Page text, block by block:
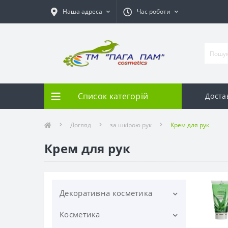
Наша адреса Час роботи
Список категорій
Догляд за шкірою рук Крем для рук
Крем для рук
Декоративна косметика
Для брів
Косметика